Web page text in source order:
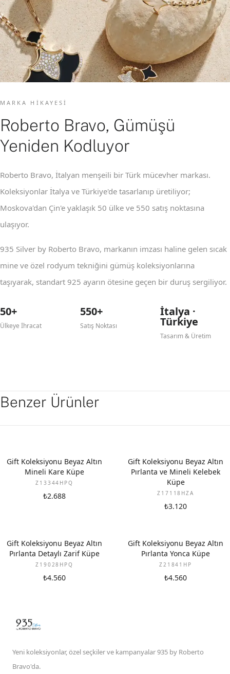
MARKA HIKAYESI
Roberto Bravo, Gümüşü
Yeniden Kodluyor
Roberto Bravo, İtalyan menşeili bir Türk mücevher markası.
Koleksiyonlar İtalya ve Türkiye'de tasarlanıp üretiliyor;
Moskova'dan Çin'e yaklaşık 50 ülke ve 550 satış noktasına
ulaşıyor.
935 Silver by Roberto Bravo, markanın imzası haline gelen sıcak
mine ve özel rodyum tekniğini gümüş koleksiyonlarına
taşıyarak, standart 925 ayarın ötesine geçen bir duruş sergiliyor.
50+
Ülkeye İhracat
550+
Satış Noktası
İtalya ·
Türkiye
Tasarım & Üretim
Benzer Ürünler
YENI
Gift Koleksiyonu Beyaz Altın
Mineli Kare Küpe
Z13344HPQ
₺2.688
YENI
Gift Koleksiyonu Beyaz Altın
Pırlanta ve Mineli Kelebek
Küpe
Z17118HZA
₺3.120
YENI
Gift Koleksiyonu Beyaz Altın
Pırlanta Detaylı Zarif Küpe
Z19028HPQ
₺4.560
YENI
Gift Koleksiyonu Beyaz Altın
Pırlanta Yonca Küpe
Z21841HP
₺4.560
Yeni koleksiyonlar, özel seçkiler ve kampanyalar 935 by Roberto
Bravo'da.